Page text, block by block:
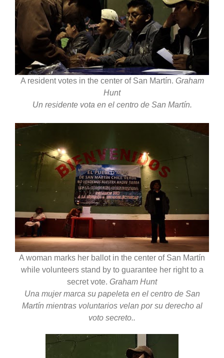
A resident votes in the center of San Martín. Graham
Hunt
Un residente vota en el centro de San Martín.
A woman marks her ballot in the center of San Martín
while volunteers stand by to guarantee her right to a
secret vote. Graham Hunt
Una mujer marca su papeleta en el centro de San
Martín mientras voluntarios velan por su derecho al
voto secreto..